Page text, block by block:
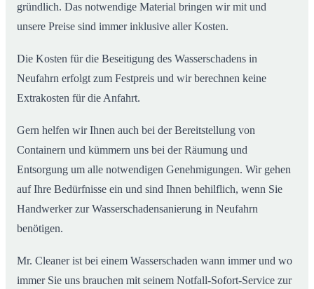
gründlich. Das notwendige Material bringen wir mit und
unsere Preise sind immer inklusive aller Kosten.
Die Kosten für die Beseitigung des Wasserschadens in
Neufahrn erfolgt zum Festpreis und wir berechnen keine
Extrakosten für die Anfahrt.
Gern helfen wir Ihnen auch bei der Bereitstellung von
Containern und kümmern uns bei der Räumung und
Entsorgung um alle notwendigen Genehmigungen. Wir gehen
auf Ihre Bedürfnisse ein und sind Ihnen behilflich, wenn Sie
Handwerker zur Wasserschadensanierung in Neufahrn
benötigen.
Mr. Cleaner ist bei einem Wasserschaden wann immer und wo
immer Sie uns brauchen mit seinem Notfall-Sofort-Service zur